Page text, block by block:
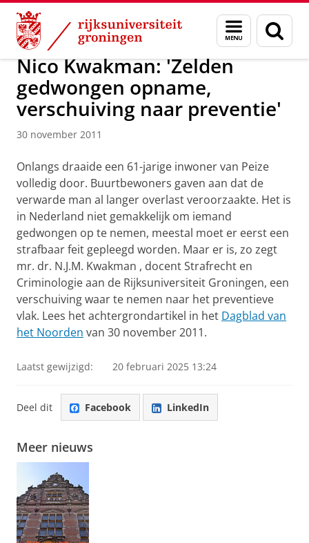
Skip
Content
Skip
Navigation
Menu
en
zoeken
Over ons Actueel Nieuws Nieuwsberichten
Nico Kwakman: 'Zelden
gedwongen opname,
verschuiving naar preventie'
30 november 2011
Onlangs draaide een 61-jarige inwoner van Peize
volledig door. Buurtbewoners gaven aan dat de
verwarde man al langer overlast veroorzaakte. Het is
in Nederland niet gemakkelijk om iemand
gedwongen op te nemen, meestal moet er eerst een
strafbaar feit gepleegd worden. Maar er is, zo zegt
mr. dr. N.J.M. Kwakman , docent Strafrecht en
Criminologie aan de Rijksuniversiteit Groningen, een
verschuiving waar te nemen naar het preventieve
vlak. Lees het achtergrondartikel in het Dagblad van
het Noorden van 30 november 2011.
Laatst gewijzigd: 20 februari 2025 13:24
Deel dit Facebook LinkedIn
Meer nieuws